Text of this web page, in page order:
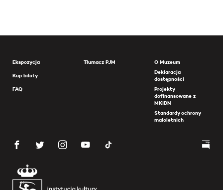
Ekspozycja
Kup bilety
FAQ
Tłumacz PJM
O Muzeum
Deklaracja
dostępności
Projekty
dofinansowane z
MKiDN
Standardy ochrony
małoletnich